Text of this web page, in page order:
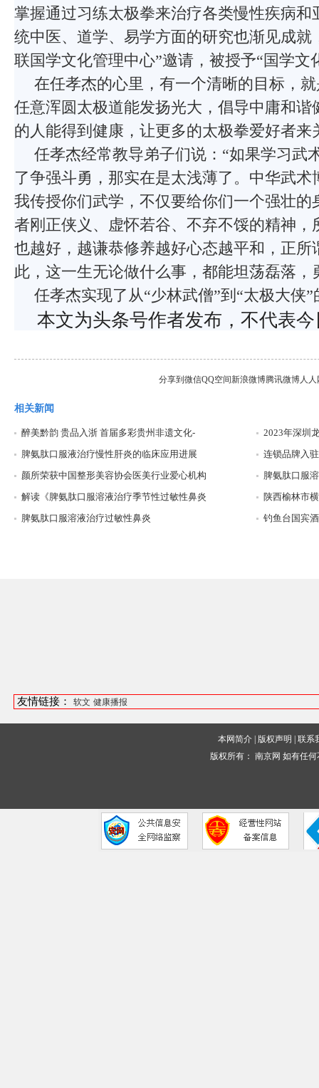
掌握通过习练太极拳来治疗各类慢性疾病和
统中医、道学、易学方面的研究也渐见成就
联国学文化管理中心”邀请，被授予“国学文
在任孝杰的心里，有一个清晰的目标，
任意浑圆太极道能发扬光大，倡导中庸和谐
的人能得到健康，让更多的太极拳爱好者来
任孝杰经常教导弟子们说：“如果学习武
了争强斗勇，那实在是太浅薄了。中华武
我传授你们武学，不仅要给你们一个强壮的
者刚正侠义、虚怀若谷、不弃不馁的精神，
也越好，越谦恭修养越好心态越平和，正所
此，这一生无论做什么事，都能坦荡磊落，
任孝杰实现了从“少林武僧”到“太极大侠
本文为头条号作者发布，不代表
分享到 微信QQ空间新浪微博腾讯微博人人
相关新闻
醉美黔韵 贵品入浙 首届多彩贵州非遗文化-
2023年深圳
脾氨肽口服液治疗慢性肝炎的临床应用进展
连锁品牌入
颜所荣获中国整形美容协会医美行业爱心机构
脾氨肽口服
解读《脾氨肽口服溶液治疗季节性过敏性鼻炎
陕西榆林市
脾氨肽口服溶液治疗过敏性鼻炎
钓鱼台国宾
友情链接： 软文 健康播报
本网简介 版权声明 |联系
版权所有：南京网 如有任